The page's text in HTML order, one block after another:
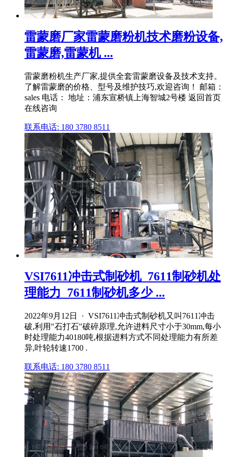
雷蒙磨厂家雷蒙磨粉机技术磨粉设备,
雷蒙磨,雷蒙机 ...
雷蒙磨粉机生产厂家,提供全套雷蒙磨设备及技术支持。
了解雷蒙磨的价格、型号及维护技巧,欢迎咨询！ 邮箱：
sales 电话： 地址：浦东宣桥镇上海智城2号楼 返回首页
在线咨询
联系电话: 180 3780 8511
VSI7611冲击式制砂机_7611制砂机处
理能力_7611制砂机多少 ...
2022年9月12日 · VSI7611冲击式制砂机又叫7611冲击
破,利用"石打石"破碎原理,允许进料尺寸小于30mm,每小
时处理能力40180吨,根据进料方式不同处理能力有所差
异,叶轮转速1700 .
联系电话: 180 3780 8511